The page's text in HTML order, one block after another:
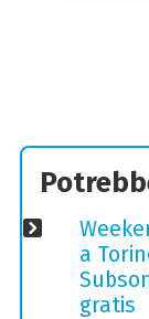
a
gratis